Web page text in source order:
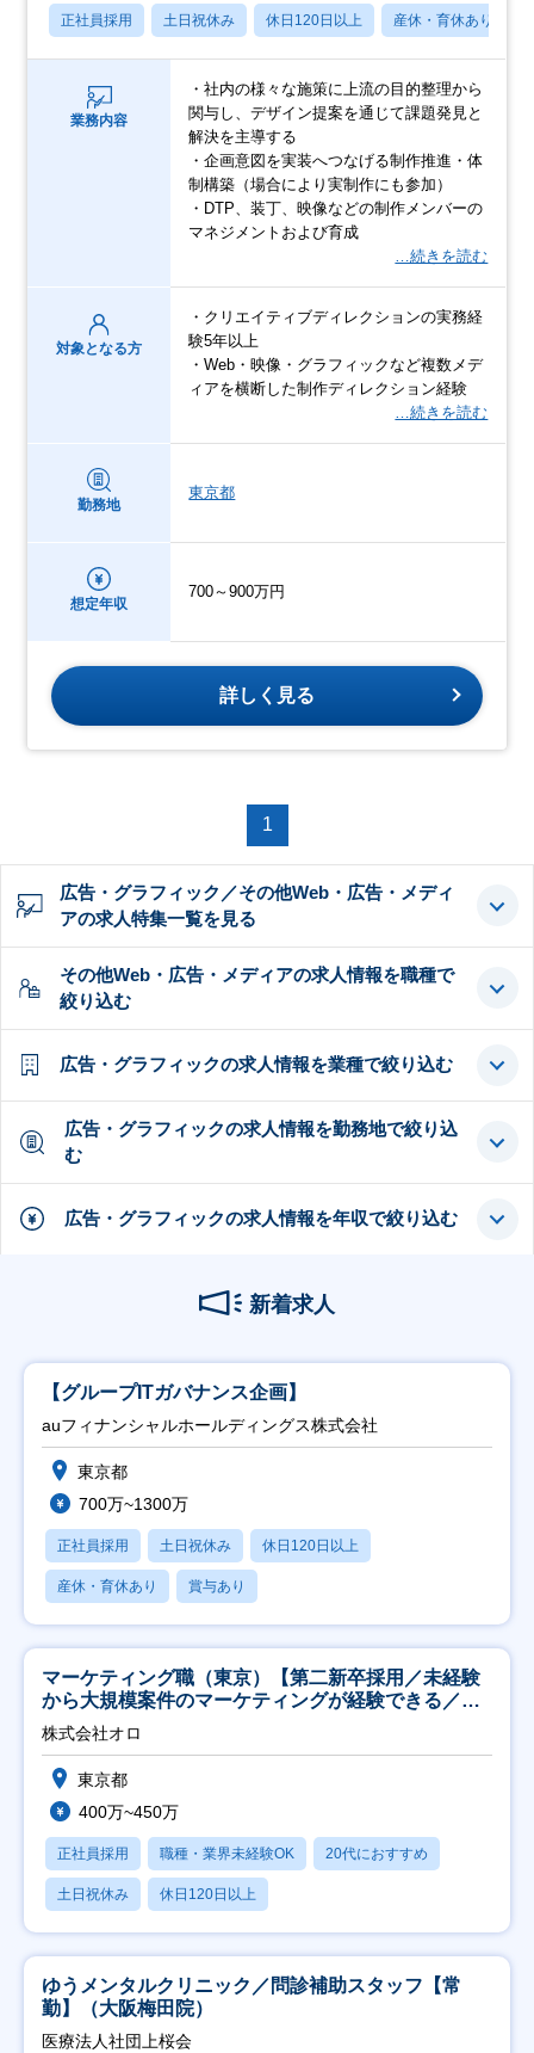
正社員採用 土日祝休み 休日120日以上 産休・育休あり
業務内容
・社内の様々な施策に上流の目的整理から
関与し、デザイン提案を通じて課題発見と
解決を主導する
・企画意図を実装へつなげる制作推進・体
制構築（場合により実制作にも参加）
・DTP、装丁、映像などの制作メンバーの
マネジメントおよび育成
…続きを読む
対象となる方
・クリエイティブディレクションの実務経
験5年以上
・Web・映像・グラフィックなど複数メデ
ィアを横断した制作ディレクション経験
…続きを読む
勤務地
東京都
想定年収
700～900万円
詳しく見る
1
広告・グラフィック／その他Web・広告・メディ
アの求人特集一覧を見る
その他Web・広告・メディアの求人情報を職種で
絞り込む
広告・グラフィックの求人情報を業種で絞り込む
広告・グラフィックの求人情報を勤務地で絞り込
む
広告・グラフィックの求人情報を年収で絞り込む
新着求人
【グループITガバナンス企画】
auフィナンシャルホールディングス株式会社
東京都
700万~1300万
正社員採用 土日祝休み 休日120日以上
産休・育休あり 賞与あり
マーケティング職（東京）【第二新卒採用／未経験
から大規模案件のマーケティングが経験できる／研
修充実】
株式会社オロ
東京都
400万~450万
正社員採用 職種・業界未経験OK 20代におすすめ
土日祝休み 休日120日以上
ゆうメンタルクリニック／問診補助スタッフ【常
勤】（大阪梅田院）
医療法人社団上桜会